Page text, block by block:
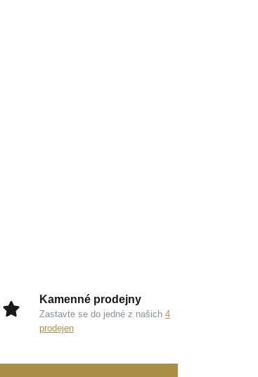
Kamenné prodejny
Zastavte se do jedné z našich 4
prodejen